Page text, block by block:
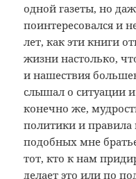
одной газеты, но
поинтересовался и
лет, как эти книги
жизни настолько,
и нашествия
слышал о ситуации
конечно же,
политики и правила
подобных мне
тот, кто к нам
делает это или по